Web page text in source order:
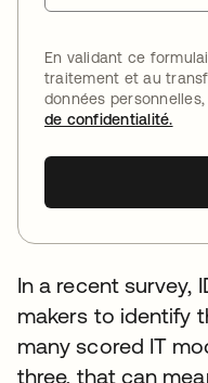
En validant ce
traitement et au
données
de confidentialité.
In a recent survey,
makers to identify
many scored IT
three, that can